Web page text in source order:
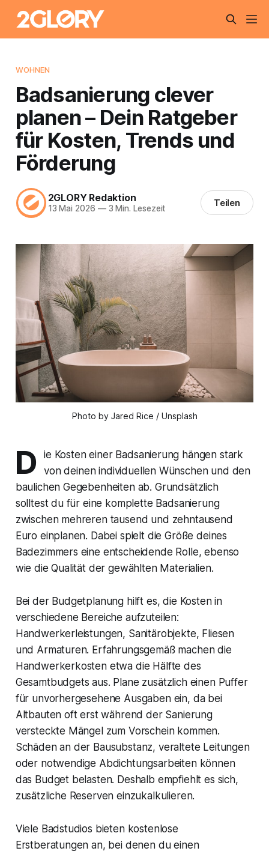
WOHNEN
Badsanierung clever
planen – Dein Ratgeber
für Kosten, Trends und
Förderung
2GLORY Redaktion
13 Mai 2026 —3 Min. Lesezeit Teilen
Photo by Jared Rice / Unsplash
D
ie Kosten einer Badsanierung hängen stark
von deinen individuellen Wünschen und den
baulichen Gegebenheiten ab. Grundsätzlich
solltest du für eine komplette Badsanierung
zwischen mehreren tausend und zehntausend
Euro einplanen. Dabei spielt die Größe deines
Badezimmers eine entscheidende Rolle, ebenso
wie die Qualität der gewählten Materialien.
Bei der Budgetplanung hilft es, die Kosten in
verschiedene Bereiche aufzuteilen:
Handwerkerleistungen, Sanitärobjekte, Fliesen
und Armaturen. Erfahrungsgemäß machen die
Handwerkerkosten etwa die Hälfte des
Gesamtbudgets aus. Plane zusätzlich einen Puffer
für unvorhergesehene Ausgaben ein, da bei
Altbauten oft erst während der Sanierung
versteckte Mängel zum Vorschein kommen.
Schäden an der Bausubstanz, veraltete Leitungen
oder notwendige Abdichtungsarbeiten können
das Budget belasten. Deshalb empfiehlt es sich,
zusätzliche Reserven einzukalkulieren.
Viele Badstudios bieten kostenlose
Erstberatungen an, bei denen du einen